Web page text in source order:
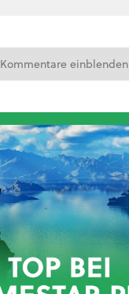
Kommentare einblenden